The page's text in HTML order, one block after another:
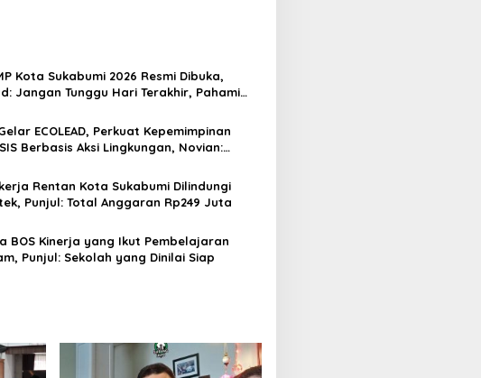
Kota Sukabumi 2026 Resmi Dibuka,
Jangan Tunggu Hari Terakhir, Pahami
ECOLEAD, Perkuat Kepemimpinan
Berbasis Aksi Lingkungan, Novian:
Rentan Kota Sukabumi Dilindungi
Punjul: Total Anggaran Rp249 Juta
BOS Kinerja yang Ikut Pembelajaran
Punjul: Sekolah yang Dinilai Siap